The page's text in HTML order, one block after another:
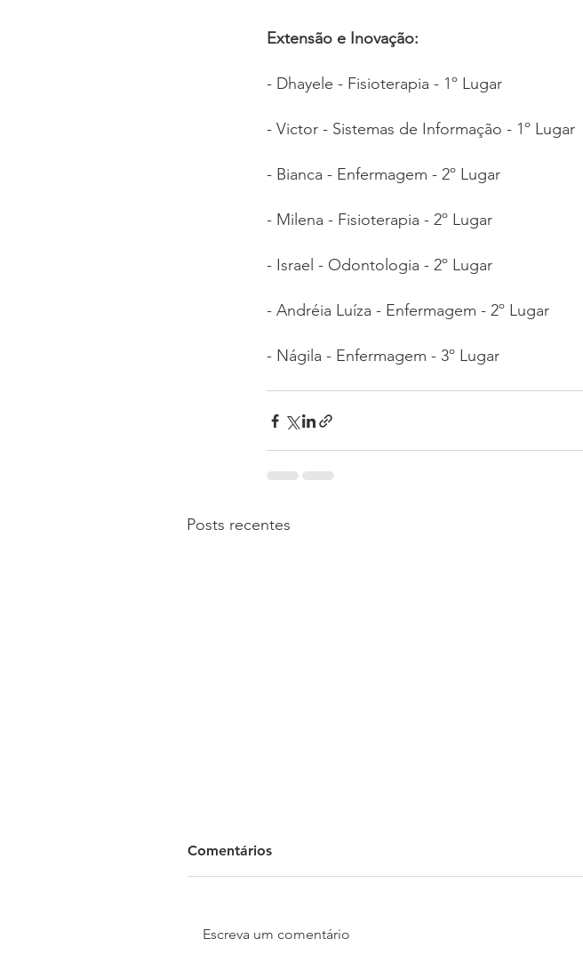
Extensão e Inovação:
- Dhayele - Fisioterapia - 1º Lugar
- Victor - Sistemas de Informação - 1º Lugar
- Bianca - Enfermagem - 2º Lugar
- Milena - Fisioterapia - 2º Lugar
- Israel - Odontologia - 2º Lugar
- Andréia Luíza - Enfermagem - 2º Lugar
- Nágila - Enfermagem - 3º Lugar
Posts recentes
Comentários
Escreva um comentário